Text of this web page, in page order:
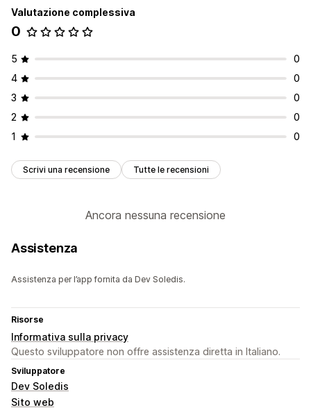
Valutazione complessiva
0
5
0
4
0
3
0
2
0
1
0
Scrivi una recensione Tutte le recensioni
Ancora nessuna recensione
Assistenza
Assistenza per l’app fornita da Dev Soledis.
Risorse
Informativa sulla privacy
Questo sviluppatore non offre assistenza diretta in Italiano.
Sviluppatore
Dev Soledis
Sito web